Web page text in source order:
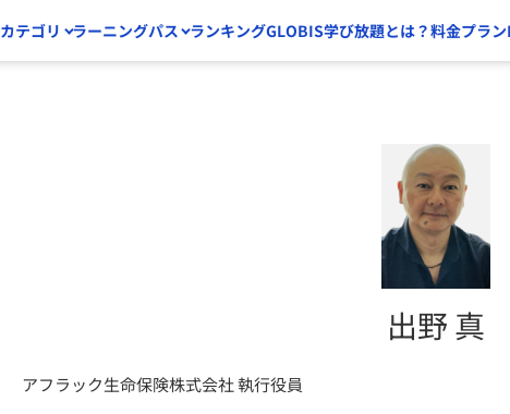
カテゴリ ラーニングパス ランキングGLOBIS学び放題とは？料金プラン
出野 真
アフラック生命保険株式会社 執行役員